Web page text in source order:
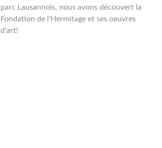
parc Lausannois, nous avons découvert la
Fondation de l'Hermitage et ses oeuvres
d'art!